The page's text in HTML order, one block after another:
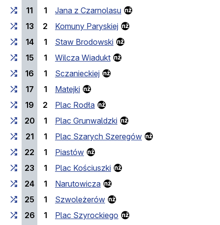
11
1
Jana z Czarnolasu
13
2
Komuny Paryskiej
14
1
Staw Brodowski
15
1
Wilcza Wiadukt
16
1
Sczanieckiej
17
1
Matejki
19
2
Plac Rodła
20
1
Plac Grunwaldzki
21
1
Plac Szarych Szeregów
22
1
Piastów
23
1
Plac Kościuszki
24
1
Narutowicza
25
1
Szwoleżerów
26
1
Plac Szyrockiego